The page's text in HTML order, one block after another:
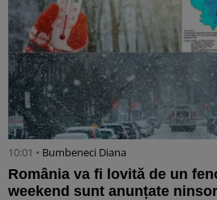
10:01 • Bumbeneci Diana
România va fi lovită de un
weekend sunt anunțate